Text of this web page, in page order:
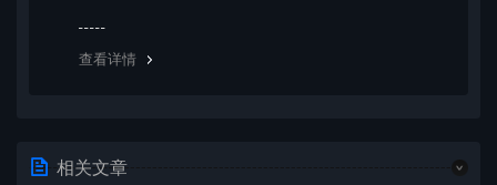
查看详情
相关文章